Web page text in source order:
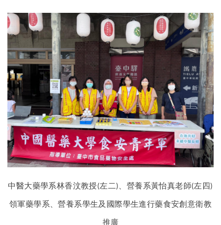
中醫大藥學系林香汶教授(左二)、營養系黃怡真老師(左四)
領軍藥學系、營養系學生及國際學生進行藥食安創意衛教
推廣